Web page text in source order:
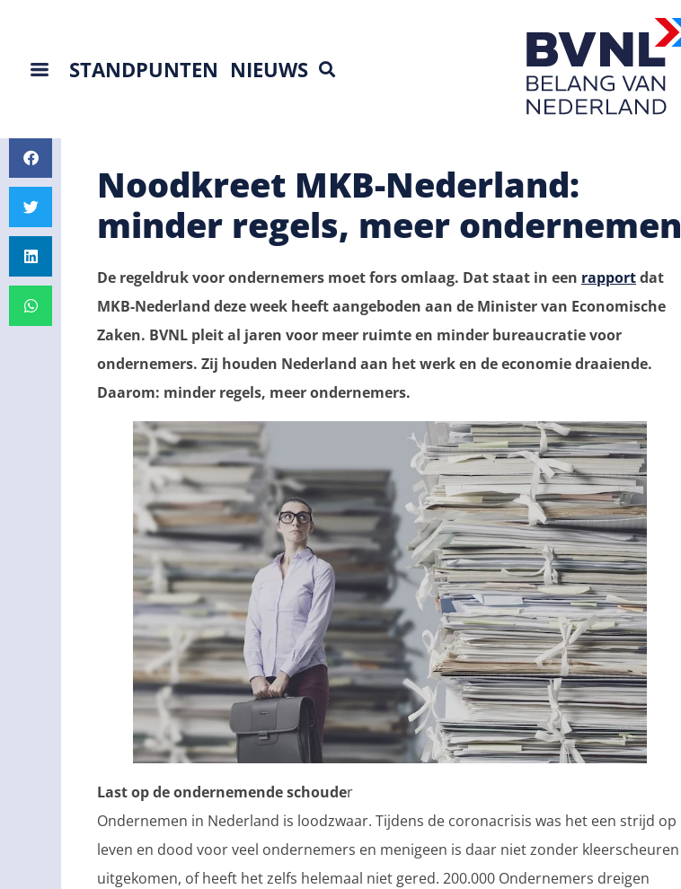
STANDPUNTEN NIEUWS
Noodkreet MKB-Nederland:
minder regels, meer ondernemen
De regeldruk voor ondernemers moet fors omlaag. Dat staat in een rapportdat
MKB-Nederland deze week heeft aangeboden aan de Minister van Economische
Zaken. BVNL pleit al jaren voor meer ruimte en minder bureaucratie voor
ondernemers. Zij houden Nederland aan het werk en de economie draaiende.
Daarom: minder regels, meer ondernemers.
Last op de ondernemende schouder
Ondernemen in Nederland is loodzwaar. Tijdens de coronacrisis was het een strijd op
leven en dood voor veel ondernemers en menigeen is daar niet zonder kleerscheuren
uitgekomen, of heeft het zelfs helemaal niet gered. 200.000 Ondernemers dreigen